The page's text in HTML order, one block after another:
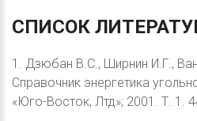
СПИСОК
1. Дзюбан В.С., Ширнин И.Г.,
Справочник энергетика
«Юго-Восток, Лтд»; 2001. Т. 1.